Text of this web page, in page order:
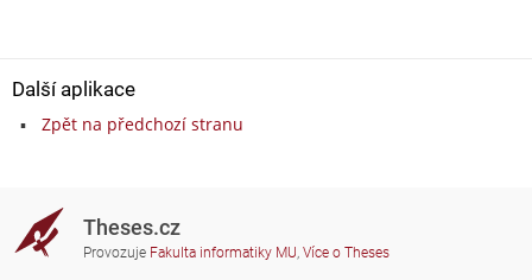
Další aplikace
Zpět na předchozí stranu
Theses.cz
Provozuje Fakulta informatiky MU, Více o Theses